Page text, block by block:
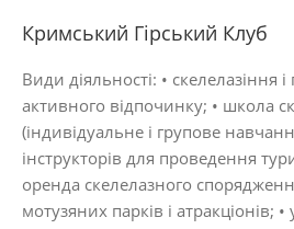
Кримський Гірський Клуб
Види діяльності: • скелелазіння
активного відпочинку; • школа
(індивідуальне і групове
інструкторів для проведення
оренда скелелазного
мотузяних парків і атракціонів; •